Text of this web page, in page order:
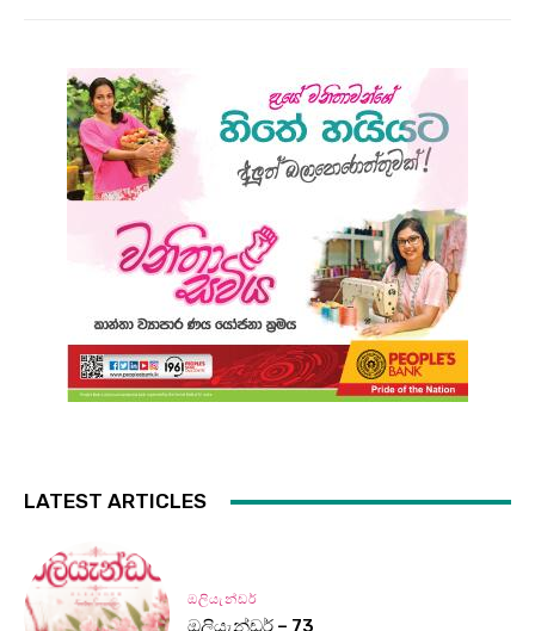
LATEST ARTICLES
ඔලියැන්ඩර්
ඔලියැන්ඩර් – 73